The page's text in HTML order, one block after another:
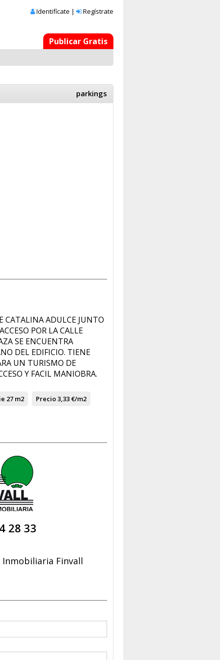
Identifícate | Regístrate
Publicar Gratis
parkings
CATALINA ADULCE JUNTO
POR LA CALLE
SE ENCUENTRA
DEL EDIFICIO. TIENE
UN TURISMO DE
Y FACIL MANIOBRA.
27 m2 Precio3,33 €/m2
28 33
Finvall